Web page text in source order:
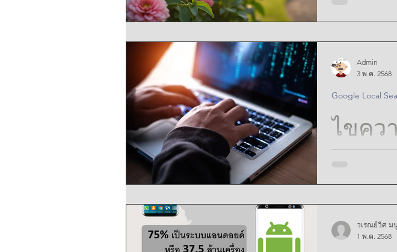
of
ของผู้
Maps
สำรวจผลกระทบ
ประสิทธิภาพใน
ไขคว
ประสิ
โครงก
การใช้คำหลัก
Google Local
Admin
3 พ.ค. 2568
วเรณย์วิศ ม
1 พ.ค. 2568